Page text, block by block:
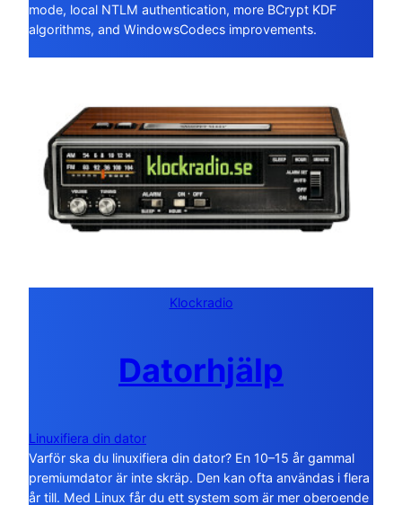
mode, local NTLM authentication, more BCrypt KDF
algorithms, and WindowsCodecs improvements.
Klockradio
Datorhjälp
Linuxifiera din dator
Varför ska du linuxifiera din dator? En 10–15 år gammal
premiumdator är inte skräp. Den kan ofta användas i flera
år till. Med Linux får du ett system som är mer oberoende